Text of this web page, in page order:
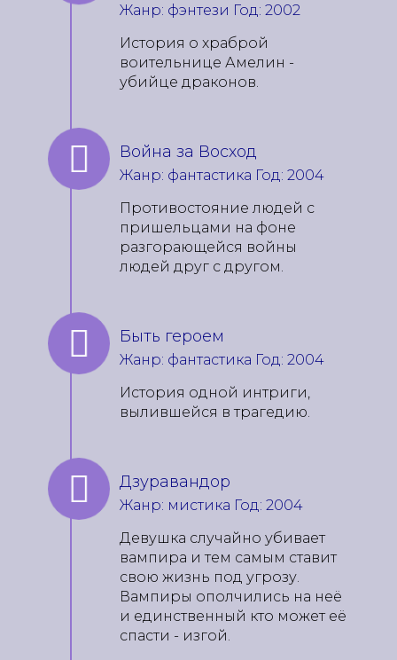
Жанр: фэнтези Год: 2002
История о храброй
воительнице Амелин -
убийце драконов.
Война за Восход
Жанр: фантастика Год: 2004
Противостояние людей с
пришельцами на фоне
разгорающейся войны
людей друг с другом.
Быть героем
Жанр: фантастика Год: 2004
История одной интриги,
вылившейся в трагедию.
Дзуравандор
Жанр: мистика Год: 2004
Девушка случайно убивает
вампира и тем самым ставит
свою жизнь под угрозу.
Вампиры ополчились на неё
и единственный кто может её
спасти - изгой.